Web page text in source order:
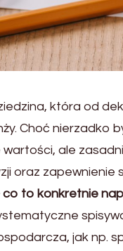
która od
Choć nierzadko
ale
oraz zapewnienie
co to konkretnie
jak np.